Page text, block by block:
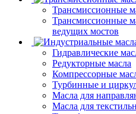
Трансмиссионные
Трансмиссионные
ведущих мостов
Гидравлические
Редукторные масла
Компрессорные
Турбинные и
Масла для
Масла для